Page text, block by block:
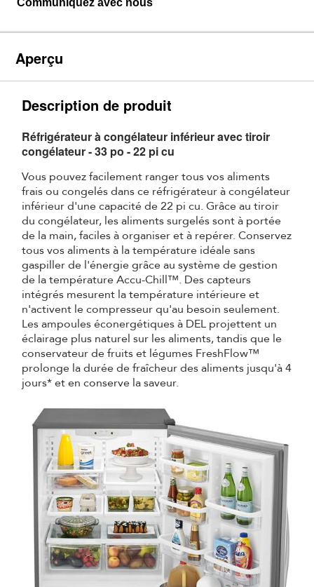
Aperçu
Description de produit
Réfrigérateur à congélateur inférieur avec tiroir
congélateur - 33 po - 22 pi cu
Vous pouvez facilement ranger tous vos aliments
frais ou congelés dans ce réfrigérateur à congélateur
inférieur d'une capacité de 22 pi cu. Grâce au tiroir
du congélateur, les aliments surgelés sont à portée
de la main, faciles à organiser et à repérer. Conservez
tous vos aliments à la température idéale sans
gaspiller de l'énergie grâce au système de gestion
de la température Accu-Chill™. Des capteurs
intégrés mesurent la température intérieure et
n'activent le compresseur qu'au besoin seulement.
Les ampoules éconergétiques à DEL projettent un
éclairage plus naturel sur les aliments, tandis que le
conservateur de fruits et légumes FreshFlow™
prolonge la durée de fraîcheur des aliments jusqu'à 4
jours* et en conserve la saveur.